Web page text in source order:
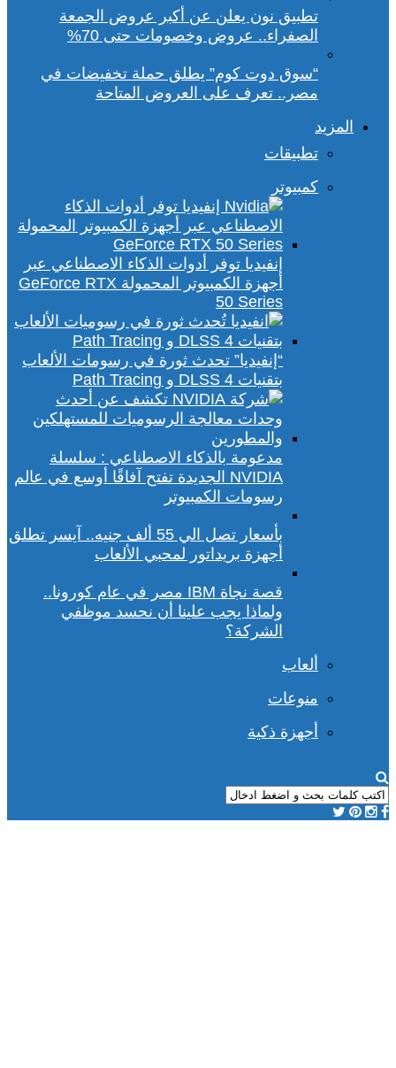
تطبيق نون يعلن عن أكبر عروض الجمعة
الصفراء.. عروض وخصومات حتى 70%
“سوق دوت كوم” يطلق حملة تخفيضات في
مصر.. تعرف على العروض المتاحة
المزيد
تطبيقات
كمبيوتر
إنفيديا توفر أدوات الذكاء الاصطناعي عبر
أجهزة الكمبيوتر المحمولة GeForce RTX
50 Series
“إنفيديا” تحدث ثورة في رسومات الألعاب
بتقنيات DLSS 4 و Path Tracing
مدعومة بالذكاء الاصطناعي : سلسلة
NVIDIA الجديدة تفتح آفاقًا أوسع في عالم
رسومات الكمبيوتر
بأسعار تصل الي 55 ألف جنيه.. آيسر تطلق
أجهزة بريداتور لمحبي الألعاب
قصة نجاة IBM مصر في عام كورونا..
ولماذا يجب علينا أن نحسد موظفي
الشركة؟
ألعاب
منوعات
أجهزة ذكية